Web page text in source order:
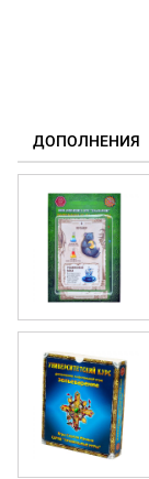
ДОПОЛНЕНИЯ